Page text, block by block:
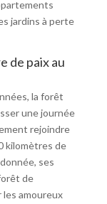
jardins à perte
de paix au
la forêt
une journée
rejoindre
kilomètres de
ses
de
amoureux